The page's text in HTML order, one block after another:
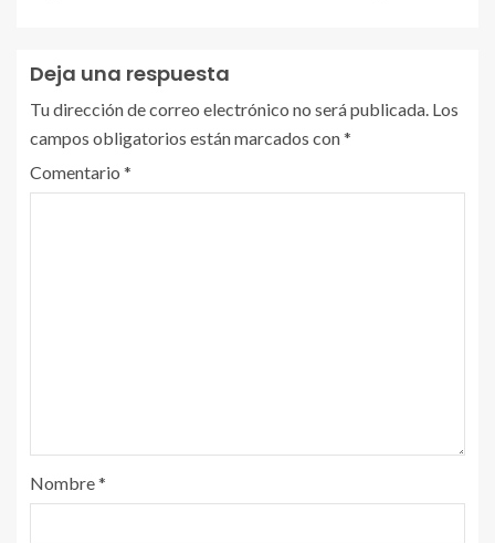
Deja una respuesta
Tu dirección de correo electrónico no será publicada. Los
campos obligatorios están marcados con*
Comentario *
Nombre*